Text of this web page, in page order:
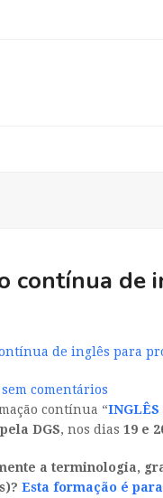
contínua de
de inglês para
sem comentários
contínua “INGLÊS
DGS, nos dias 19 e
a terminologia,
Esta formação é